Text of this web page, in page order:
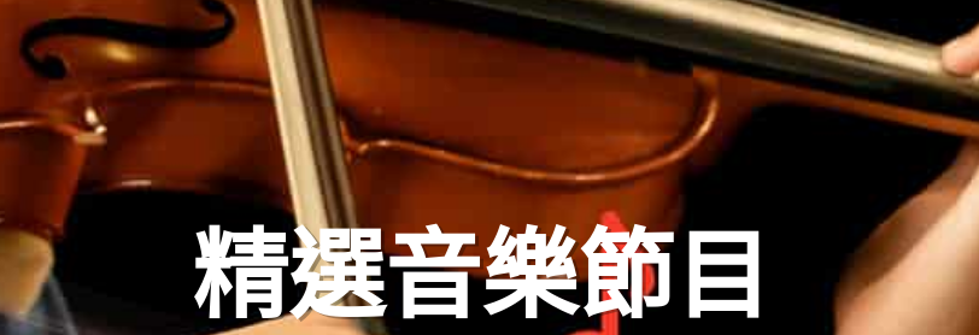
精選音樂節目